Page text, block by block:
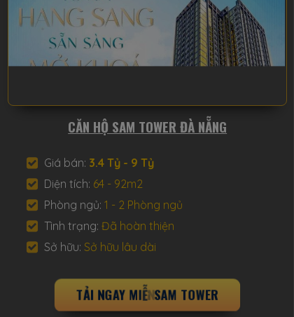
Giá bán: 3.4 Tỷ - 9 Tỷ
Diện tích: 64 - 92m2
Phòng ngủ: 1 - 2 Phòng ngủ
Tình trạng: Đã hoàn thiện
Sở hữu: Sở hữu lâu dài
CĂN HỘ SAM TOWER ĐÀ NẴNG
TẢINGAYMIỄN PHÍ